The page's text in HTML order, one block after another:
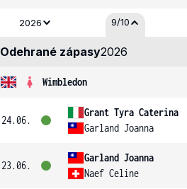
2026 9/10
Odehrané zápasy2026
Wimbledon
24.06.
Grant Tyra Caterina
Garland Joanna
23.06.
Garland Joanna
Naef Celine